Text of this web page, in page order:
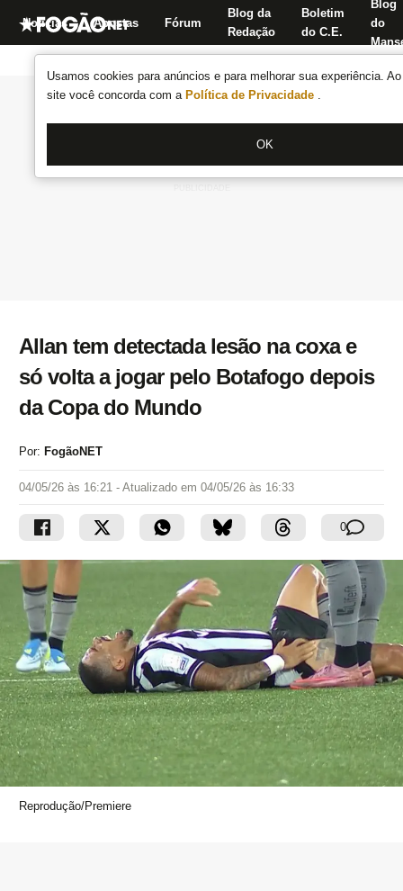
Usamos cookies para anúncios e para melhorar sua experiência.
site você concorda com a Política de Privacidade .
OK
Notícias Apostas Fórum
Blog da
Redação
Boletim
do C.E.
Blog
do
Allan tem detectada lesão na coxa e
só volta a jogar pelo Botafogo depois
da Copa do Mundo
Por: FogãoNET
04/05/26 às 16:21 - Atualizado em 04/05/26 às 16:33
0
Reprodução/Premiere